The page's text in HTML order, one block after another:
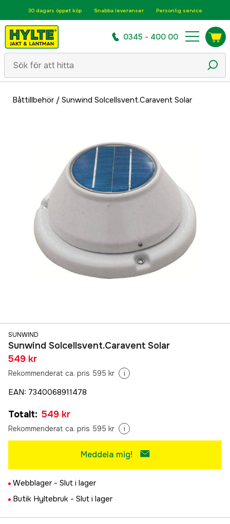
30 dagars öppet köp Snabba leveranser Personlig service
0345 - 400 00
Båttillbehör/ Sunwind Solcellsvent.Caravent Solar
SUNWIND
Sunwind Solcellsvent.Caravent Solar
549 kr
Rekommenderat ca. pris 595 kr i
EAN: 7340068911478
Totalt: 549 kr
Rekommenderat ca. pris 595 kr i
Meddela mig!
Webblager - Slut i lager
Butik Hyltebruk - Slut i lager